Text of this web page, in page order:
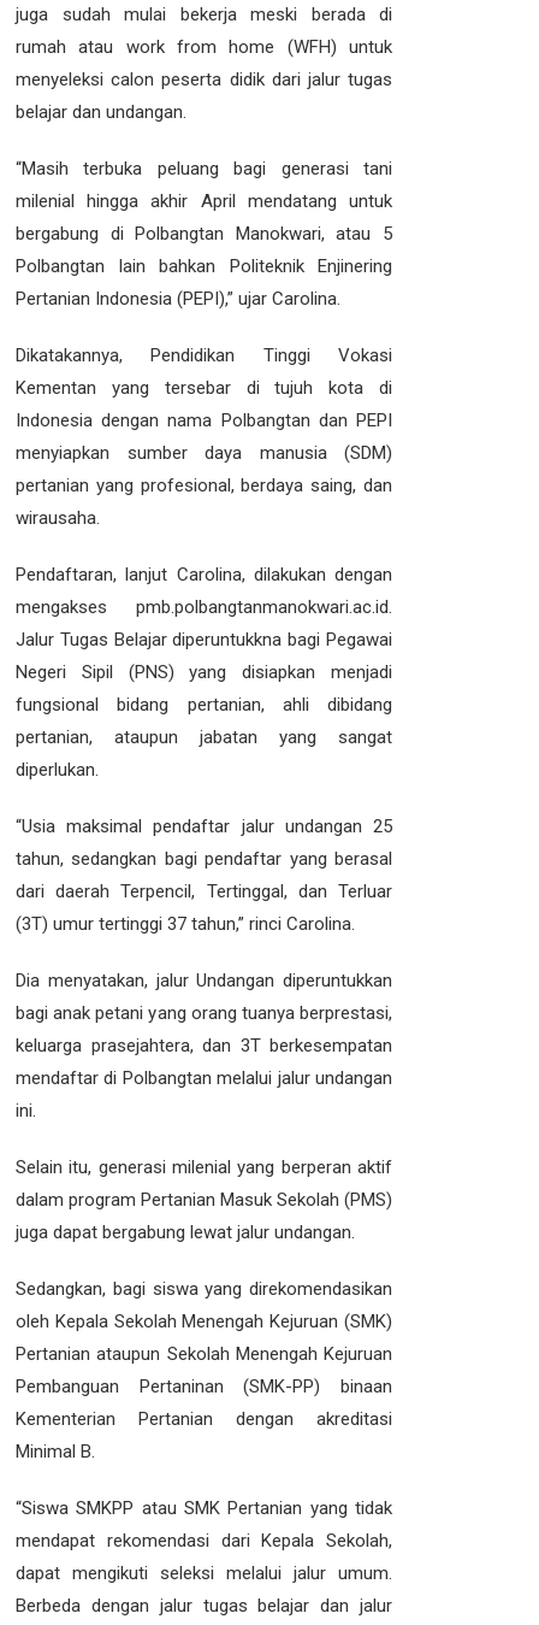
juga sudah mulai bekerja meski berada di
rumah atau work from home (WFH) untuk
menyeleksi calon peserta didik dari jalur tugas
belajar dan undangan.
“Masih terbuka peluang bagi generasi tani
milenial hingga akhir April mendatang untuk
bergabung di Polbangtan Manokwari, atau 5
Polbangtan lain bahkan Politeknik Enjinering
Pertanian Indonesia (PEPI),” ujar Carolina.
Dikatakannya, Pendidikan Tinggi Vokasi
Kementan yang tersebar di tujuh kota di
Indonesia dengan nama Polbangtan dan PEPI
menyiapkan sumber daya manusia (SDM)
pertanian yang profesional, berdaya saing, dan
wirausaha.
Pendaftaran, lanjut Carolina, dilakukan dengan
mengakses pmb.polbangtanmanokwari.ac.id.
Jalur Tugas Belajar diperuntukkna bagi Pegawai
Negeri Sipil (PNS) yang disiapkan menjadi
fungsional bidang pertanian, ahli dibidang
pertanian, ataupun jabatan yang sangat
diperlukan.
“Usia maksimal pendaftar jalur undangan 25
tahun, sedangkan bagi pendaftar yang berasal
dari daerah Terpencil, Tertinggal, dan Terluar
(3T) umur tertinggi 37 tahun,” rinci Carolina.
Dia menyatakan, jalur Undangan diperuntukkan
bagi anak petani yang orang tuanya berprestasi,
keluarga prasejahtera, dan 3T berkesempatan
mendaftar di Polbangtan melalui jalur undangan
ini.
Selain itu, generasi milenial yang berperan aktif
dalam program Pertanian Masuk Sekolah (PMS)
juga dapat bergabung lewat jalur undangan.
Sedangkan, bagi siswa yang direkomendasikan
oleh Kepala Sekolah Menengah Kejuruan (SMK)
Pertanian ataupun Sekolah Menengah Kejuruan
Pembanguan Pertaninan (SMK-PP) binaan
Kementerian Pertanian dengan akreditasi
Minimal B.
“Siswa SMKPP atau SMK Pertanian yang tidak
mendapat rekomendasi dari Kepala Sekolah,
dapat mengikuti seleksi melalui jalur umum.
Berbeda dengan jalur tugas belajar dan jalur